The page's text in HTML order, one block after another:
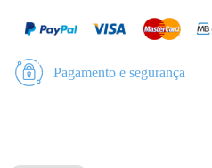
Pagamento e segurança